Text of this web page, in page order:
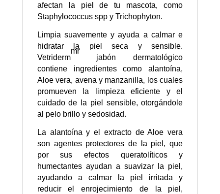
afectan la piel de tu mascota, como
Staphylococcus spp y Trichophyton.
Limpia suavemente y ayuda a calmar e
hidratar la piel seca y sensible.
Vetriderm
mr
jabón dermatológico
contiene ingredientes como alantoína,
Aloe vera, avena y manzanilla, los cuales
promueven la limpieza eficiente y el
cuidado de la piel sensible, otorgándole
al pelo brillo y sedosidad.
La alantoína y el extracto de Aloe vera
son agentes protectores de la piel, que
por sus efectos queratolíticos y
humectantes ayudan a suavizar la piel,
ayudando a calmar la piel irritada y
reducir el enrojecimiento de la piel,